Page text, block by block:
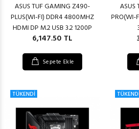
ASUS TUF GAMING Z490-
PLUS(WI-FI) DDR4 4800MHZ
HDMI DP M.2 USB 3.2 1200P
6,147.50 TL
Sepete Ekle
ASUS
PRO(WI-
TÜKENDİ